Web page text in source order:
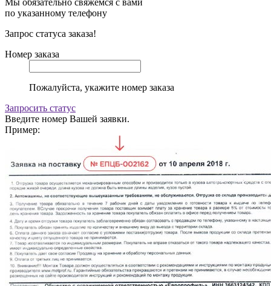
по указанному телефону
Запрос статуса заказа!
Номер заказа
Пожалуйста, укажите номер заказа
Запросить статус
Введите номер Вашей заявки.
Пример: